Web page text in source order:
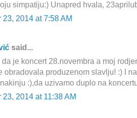
simpatiju:) Unapred hvala,
23, 2014 at 7:58 AM
said...
da je koncert 28.novembra a moj
obradovala produzenom slavlju! :) I
:),da uzivamo duplo na
23, 2014 at 11:38 AM